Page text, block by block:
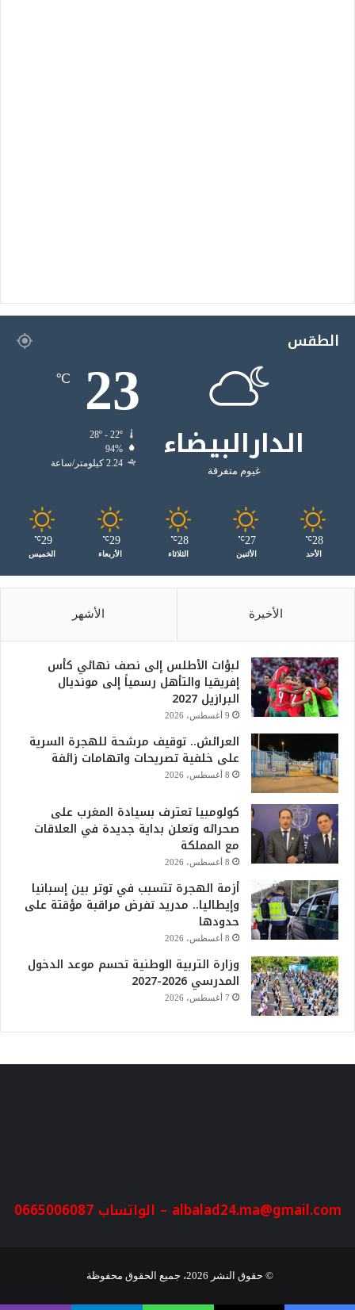
الطقس
الدارالبيضاء
غيوم متفرقة
23
℃
94%
2.24 كيلومتر/ساعة
28
℃
الأحد
27
℃
الأثنين
28
℃
الثلاثاء
29
℃
الأربعاء
29
℃
الخميس
الأخيرة الأشهر
لبؤات الأطلس إلى نصف نهائي كأس
إفريقيا والتأهل رسمياً إلى مونديال
البرازيل 2027
9 أغسطس، 2026
العرائش.. توقيف مرشحة للهجرة السرية
على خلفية تصريحات واتهامات زائفة
8 أغسطس، 2026
كولومبيا تعترف بسيادة المغرب على
صحرائه وتعلن بداية جديدة في العلاقات
مع المملكة
8 أغسطس، 2026
أزمة الهجرة تتسبب في توتر بين إسبانيا
وإيطاليا.. مدريد تفرض مراقبة مؤقتة على
حدودها
8 أغسطس، 2026
وزارة التربية الوطنية تحسم موعد الدخول
المدرسي 2026-2027
7 أغسطس، 2026
albalad24.ma@gmail.com – الواتساب 0665006087
© حقوق النشر 2026، جميع الحقوق محفوظة